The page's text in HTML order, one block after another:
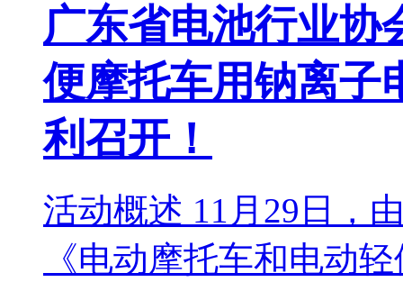
广东省电池行业协
便摩托车用钠离子
利召开！
活动概述 11月29日，
《电动摩托车和电动